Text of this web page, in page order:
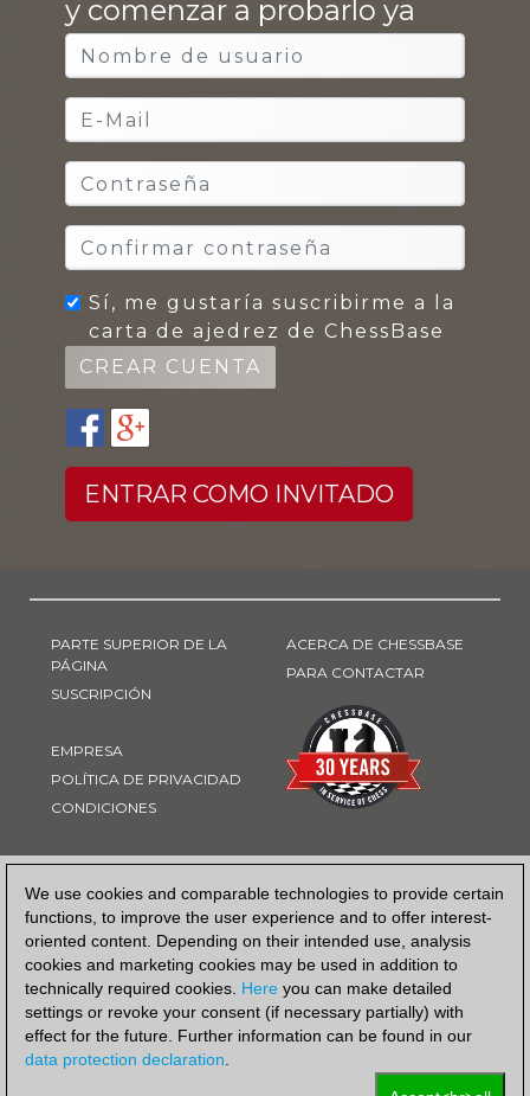
We use cookies and comparable technologies to provide certain
functions, to improve the user experience and to offer interest-
oriented content. Depending on their intended use, analysis
cookies and marketing cookies may be used in addition to
technically required cookies. Here you can make detailed
settings or revoke your consent (if necessary partially) with
effect for the future. Further information can be found in our
data protection declaration.
y comenzar a probarlo ya
Sí, me gustaría suscribirme a la
carta de ajedrez de ChessBase
ENTRAR COMO INVITADO
PARTE SUPERIOR DE LA
PÁGINA
SUSCRIPCIÓN
EMPRESA
POLÍTICA DE PRIVACIDAD
CONDICIONES
ACERCA DE CHESSBASE
PARA CONTACTAR
FORMA DE PAGO